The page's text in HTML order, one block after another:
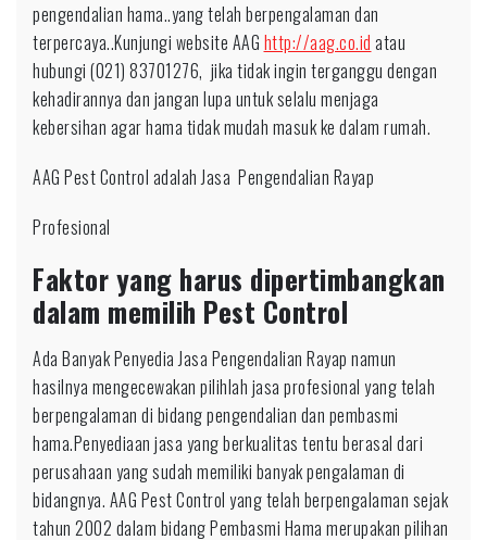
pengendalian hama..yang telah berpengalaman dan
terpercaya..Kunjungi website AAG http://aag.co.id atau
hubungi (021) 83701276, jika tidak ingin terganggu dengan
kehadirannya dan jangan lupa untuk selalu menjaga
kebersihan agar hama tidak mudah masuk ke dalam rumah.
AAG Pest Control adalah Jasa Pengendalian Rayap
Profesional
Faktor yang harus dipertimbangkan
dalam memilih Pest Control
Ada Banyak Penyedia Jasa Pengendalian Rayap namun
hasilnya mengecewakan pilihlah jasa profesional yang telah
berpengalaman di bidang pengendalian dan pembasmi
hama.Penyediaan jasa yang berkualitas tentu berasal dari
perusahaan yang sudah memiliki banyak pengalaman di
bidangnya. AAG Pest Control yang telah berpengalaman sejak
tahun 2002 dalam bidang Pembasmi Hama merupakan pilihan